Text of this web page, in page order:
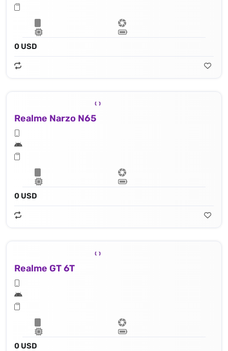
0 USD
Realme Narzo N65
0 USD
Realme GT 6T
0 USD